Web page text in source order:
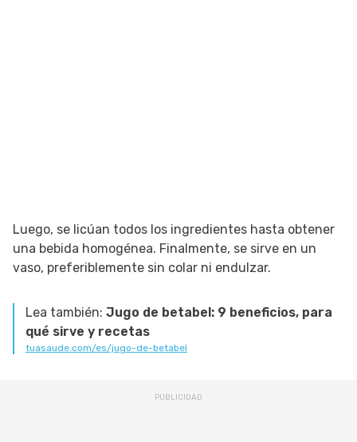
Luego, se licúan todos los ingredientes hasta obtener
una bebida homogénea. Finalmente, se sirve en un
vaso, preferiblemente sin colar ni endulzar.
Lea también: Jugo de betabel: 9 beneficios, para
qué sirve y recetas
tuasaude.com/es/jugo-de-betabel